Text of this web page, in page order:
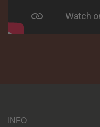
INFO